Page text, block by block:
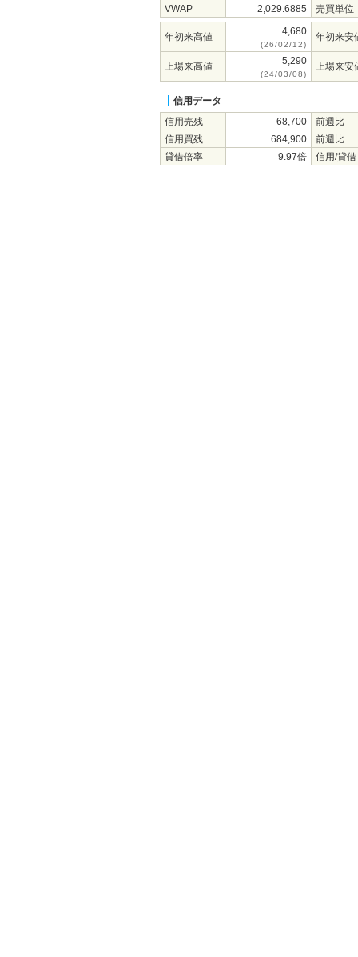
VWAP 2,029.6885 売買単位
年初来高値 4,680
(26/02/12)
年初来安
上場来高値 5,290
(24/03/08)
上場来安
信用データ
信用売残
68,700
前週比
信用買残
684,900
前週比
貸借倍率
9.97倍 信用/貸借